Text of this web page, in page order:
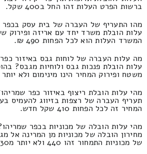
ברשות הפרט העלות זהו החל ב400 שקל.
מהו התעריף של העברה של בית עסק בכפר
עלות הובלת משרד יחד עם אריזה ופירוק
המשרד העלות הוא לכל הפחות 490 ₪.
מה עלות העברה של לוחות גבס באיזור
עלות הובלת פנכות גבס ולוחיות מגבס?
משטח ופירוק המחיר הינו מינימום ולא יותר מ290 שקל. ע"פ
מהי עלות הובלת ריצוף באיזור כפר
תעריף העברה של רצפות בזיווג להעמיס
המחיר זה לכל הפחות 410 שקל חדש.
מהי עלות הובלה של מכוניות בכפר
מחירון הובלה של מכוניות מן המרינה אל
של מכוניות התמחור זהו 440 ולא יותר מ230 שקל חדש.